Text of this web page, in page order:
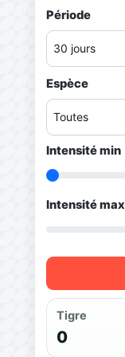
Période
Espèce
Intensité min
Intensité max
Tigre
0